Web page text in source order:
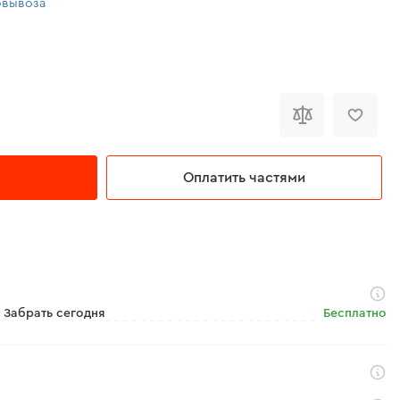
Оплатить частями
Забрать сегодня Бесплатно